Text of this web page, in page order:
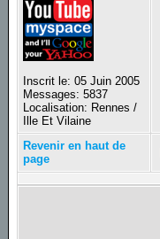
Inscrit le: 05 Juin 2005
Messages: 5837
Localisation: Rennes /
Ille Et Vilaine
Revenir en haut de
page